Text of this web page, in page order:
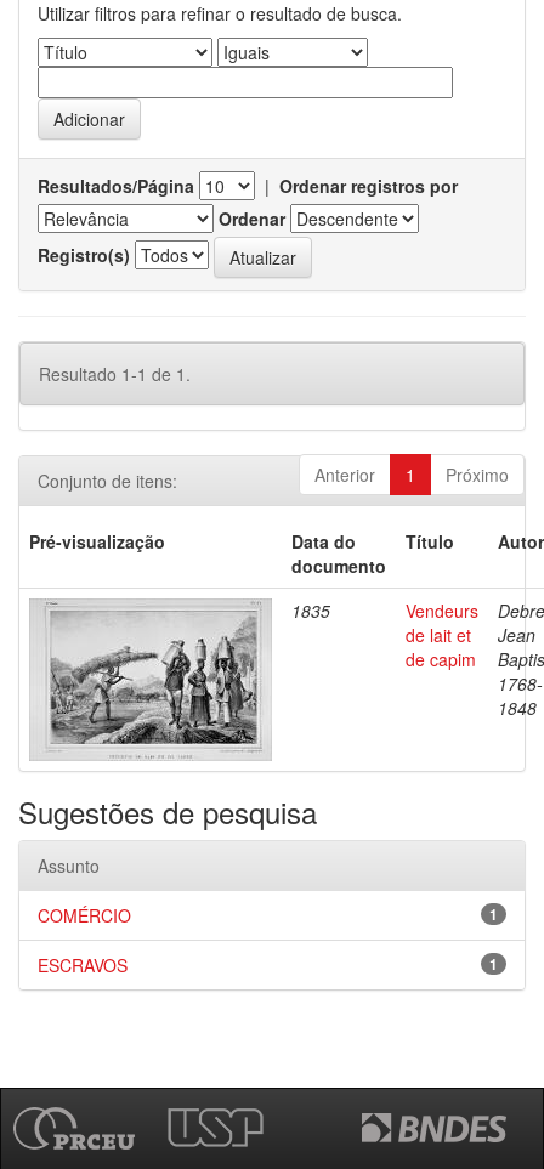
Utilizar filtros para refinar o resultado de busca.
Resultados/Página | Ordenar registros por
Ordenar
Registro(s)
Resultado 1-1 de 1.
Anterior 1 Próximo
Conjunto de itens:
Pré-visualização
Data do
documento
Título
1835
Vendeurs
de lait et
de capim
Jean
1768-
1848
Sugestões de pesquisa
Assunto
1
COMÉRCIO
1
ESCRAVOS